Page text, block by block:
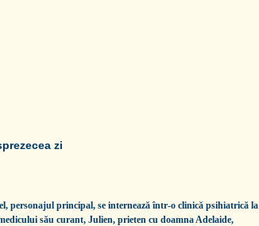
zi
personajul principal, se internează într-o clinică psihiatrică la
său curant, Julien, prieten cu doamna Adelaide,